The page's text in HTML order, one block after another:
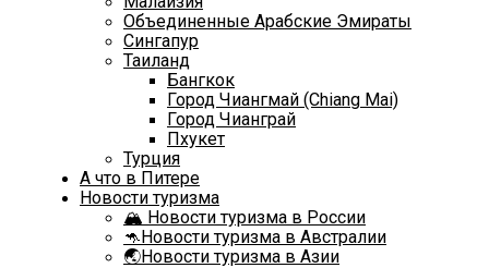
Объединенные Арабские Эмираты
Сингапур
Таиланд
Бангкок
Город Чиангмай (Chiang Mai)
Город Чианграй
Пхукет
Турция
А что в Питере
Новости туризма
🏔️ Новости туризма в России
🦘Новости туризма в Австралии
🌏Новости туризма в Азии